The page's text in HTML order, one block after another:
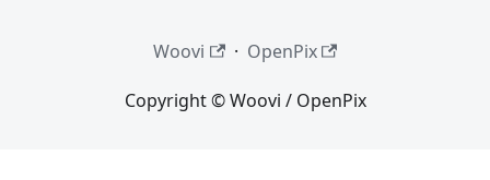
Woovi · OpenPix
Copyright © Woovi / OpenPix